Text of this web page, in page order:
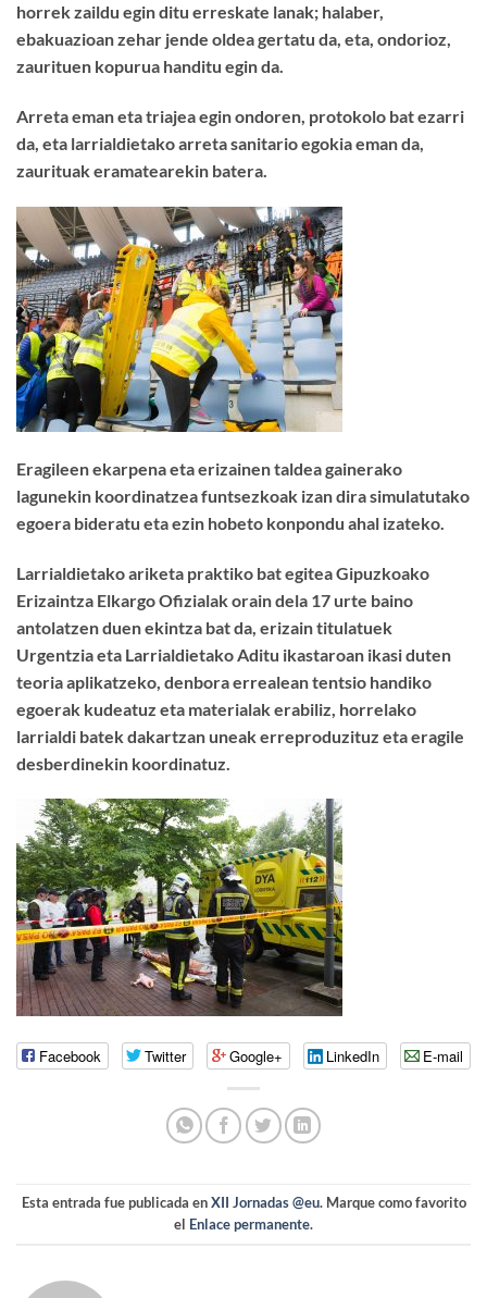
horrek zaildu egin ditu erreskate lanak; halaber,
ebakuazioan zehar jende oldea gertatu da, eta, ondorioz,
zaurituen kopurua handitu egin da.
Arreta eman eta triajea egin ondoren, protokolo bat ezarri
da, eta larrialdietako arreta sanitario egokia eman da,
zaurituak eramatearekin batera.
Eragileen ekarpena eta erizainen taldea gainerako
lagunekin koordinatzea funtsezkoak izan dira simulatutako
egoera bideratu eta ezin hobeto konpondu ahal izateko.
Larrialdietako ariketa praktiko bat egitea Gipuzkoako
Erizaintza Elkargo Ofizialak orain dela 17 urte baino
antolatzen duen ekintza bat da, erizain titulatuek
Urgentzia eta Larrialdietako Aditu ikastaroan ikasi duten
teoria aplikatzeko, denbora errealean tentsio handiko
egoerak kudeatuz eta materialak erabiliz, horrelako
larrialdi batek dakartzan uneak erreproduzituz eta eragile
desberdinekin koordinatuz.
Facebook Twitter Google+ LinkedIn E-mail
Esta entrada fue publicada enXII Jornadas @eu. Marque como favorito
el Enlace permanente.